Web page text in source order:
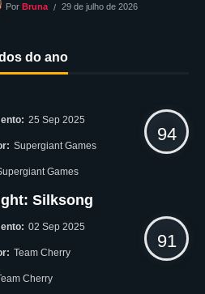
Por Bruna 29 de julho de 2026
do ano
25 Sep 2025
Supergiant Games
Games
94
Silksong
02 Sep 2025
Team Cherry
Cherry
91